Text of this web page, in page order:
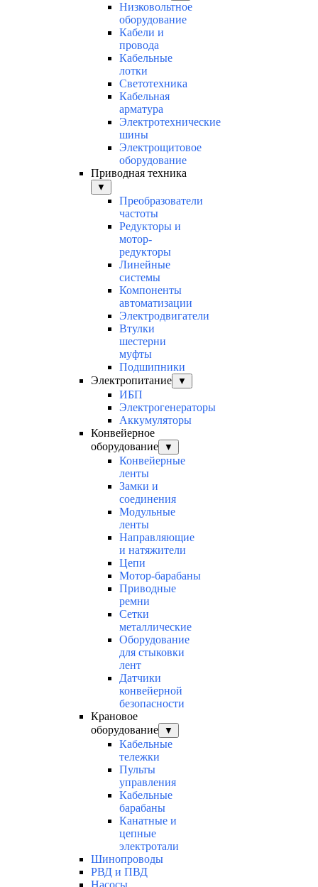
Низковольтное
оборудование
Кабели и
провода
Кабельные
лотки
Светотехника
Кабельная
арматура
Электротехнические
шины
Электрощитовое
оборудование
Приводная техника
▼
Преобразователи
частоты
Редукторы и
мотор-
редукторы
Линейные
системы
Компоненты
автоматизации
Электродвигатели
Втулки
шестерни
муфты
Подшипники
Электропитание
▼
ИБП
Электрогенераторы
Аккумуляторы
Конвейерное
оборудование
▼
Конвейерные
ленты
Замки и
соединения
Модульные
ленты
Направляющие
и натяжители
Цепи
Мотор-барабаны
Приводные
ремни
Сетки
металлические
Оборудование
для стыковки
лент
Датчики
конвейерной
безопасности
Крановое
оборудование
▼
Кабельные
тележки
Пульты
управления
Кабельные
барабаны
Канатные и
цепные
электротали
Шинопроводы
РВД и ПВД